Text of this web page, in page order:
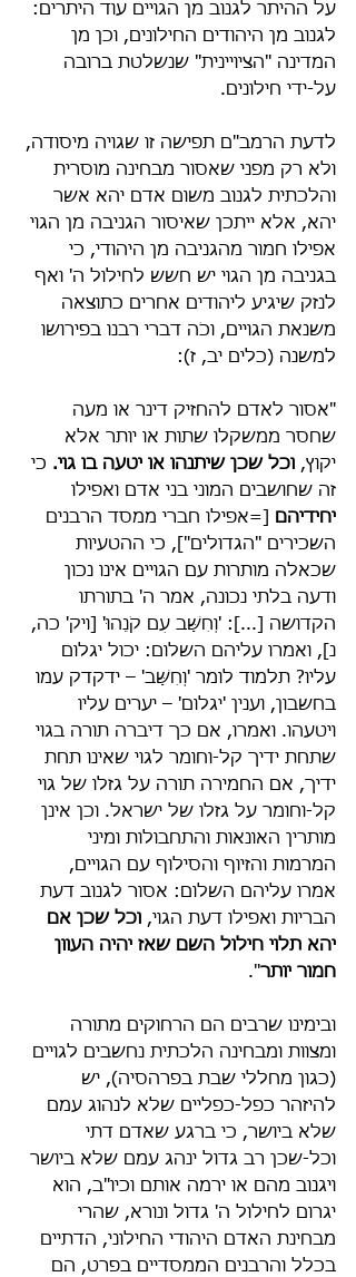
על ההיתר לגנוב מן הגויים עוד היתרים:
לגנוב מן היהודים החילונים, וכן מן
המדינה "הציויינית" שנשלטת ברובה
על-ידי חילונים.
לדעת הרמב"ם תפישה זו שגויה מיסודה,
ולא רק מפני שאסור מבחינה מוסרית
והלכתית לגנוב משום אדם יהא אשר
יהא, אלא ייתכן שאיסור הגניבה מן הגוי
אפילו חמור מהגניבה מן היהודי, כי
בגניבה מן הגוי יש חשש לחילול ה' ואף
לנזק שיגיע ליהודים אחרים כתוצאה
משנאת הגויים, וכֹה דברי רבנו בפירושו
למשנה (כלים יב, ז):
"אסור לאדם להחזיק דינר או מעה
שחסר ממשקלו שתות או יותר אלא
יקוץ, וכל שכן שיתנהו או יטעה בו גוי. כי
זה שחושבים המוני בני אדם ואפילו
יחידיהם
[=אפילו חברי ממסד הרבנים
השכירים "הגדולים"], כי ההטעיות
שכאלה מותרות עם הגויים אינו נכון
ודעה בלתי נכונה, אמר ה' בתורתו
הקדושה [...]: 'וְחִשַּׁב עִם קֹנֵהוּ' [ויק' כה,
נ], ואמרו עליהם השלום: יכול יגלום
עליו? תלמוד לומר 'וְחִשַּׁב' – ידקדק עמו
בחשבון, וענין 'יגלום' – יערים עליו
ויטעהו. ואמרו, אם כך דיברה תורה בגוי
שתחת ידיך קל-וחומר לגוי שאינו תחת
ידיך, אם החמירה תורה על גזלו של גוי
קל-וחומר על גזלו של ישראל. וכן אינן
מותרין האונאות והתחבולות ומיני
המרמות והזיוף והסילוף עם הגויים,
אמרו עליהם השלום: אסור לגנוב דעת
הבריות ואפילו דעת הגוי, וכל שכן אם
יהא תלוי חילול השם שאז יהיה העוון
חמור יותר".
ובימינו שרבים הם הרחוקים מתורה
ומצוות ומבחינה הלכתית נחשבים לגויים
(כגון מחללי שבת בפרהסיה), יש
להיזהר כפל-כפליים שלא לנהוג עמם
שלא ביושר, כי ברגע שאדם דתי
וכל-שכן רב גדול ינהג עמם שלא ביושר
ויגנוב מהם או ירמה אותם וכיו"ב, הוא
יגרום לחילול ה' גדול ונורא, שהרי
מבחינת האדם היהודי החילוני, הדתיים
בכלל והרבנים הממסדיים בפרט, הם